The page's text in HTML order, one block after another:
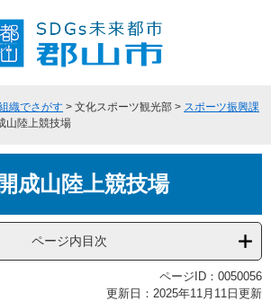
織でさがす > 文化スポーツ観光部 > スポーツ振興課
山陸上競技場
成山陸上競技場
ページ内目次
ページID：0050056
更新日：2025年11月11日更新